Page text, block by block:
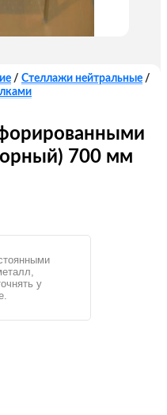
/ Стеллажи нейтральные /
700 мм
у